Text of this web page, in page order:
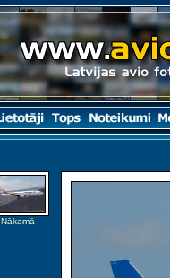
Nākamā